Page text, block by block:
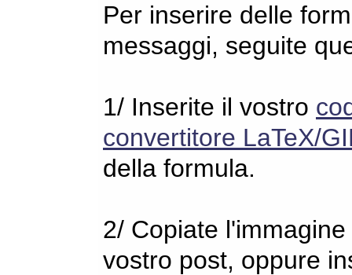
Per inserire delle
messaggi, seguite
1/ Inserite il vostro
convertitore LaTeX/
della formula.
2/ Copiate
vostro post, oppure